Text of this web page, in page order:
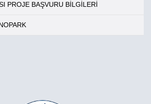
PROJE BAŞVURU BİLGİLERİ